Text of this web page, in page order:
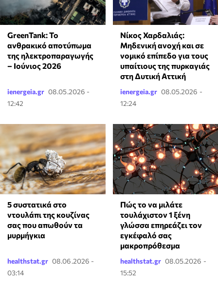
GreenTank: Το
ανθρακικό αποτύπωμα
της ηλεκτροπαραγωγής
– Ιούνιος 2026
ienergeia.gr 08.05.2026 -
12:42
Νίκος Χαρδαλιάς:
Μηδενική ανοχή και σε
νομικό επίπεδο για τους
υπαίτιους της πυρκαγιάς
στη Δυτική Αττική
ienergeia.gr 08.05.2026 -
12:24
⁠5 συστατικά στο
ντουλάπι της κουζίνας
σας που απωθούν τα
μυρμήγκια
healthstat.gr 08.06.2026 -
03:14
⁠Πώς το να μιλάτε
τουλάχιστον 1 ξένη
γλώσσα επηρεάζει τον
εγκέφαλό σας
μακροπρόθεσμα
healthstat.gr 08.05.2026 -
15:52